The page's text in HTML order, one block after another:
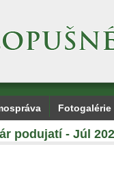
Fotogalérie
podujatí - Júl